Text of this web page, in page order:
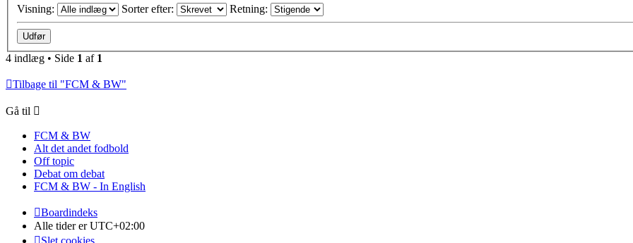
Visning: Sorter efter: Retning:
4 indlæg • Side 1 af 1
Tilbage til "FCM & BW"
Gå til
FCM & BW
Alt det andet fodbold
Off topic
Debat om debat
FCM & BW - In English
Boardindeks
Alle tider erUTC+02:00